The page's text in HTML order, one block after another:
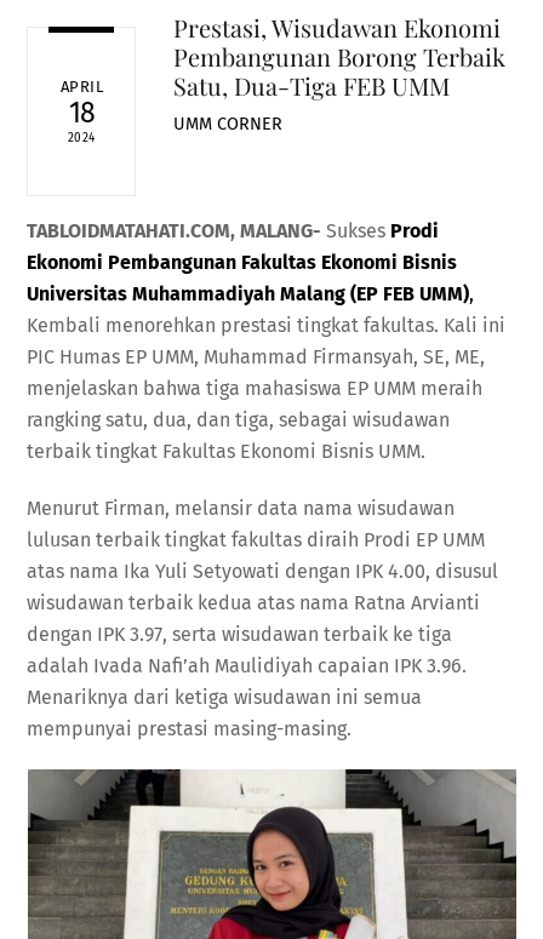
APRIL
18
2024
Prestasi, Wisudawan Ekonomi
Pembangunan Borong Terbaik
Satu, Dua-Tiga FEB UMM
UMM CORNER
TABLOIDMATAHATI.COM, MALANG- Sukses Prodi
Ekonomi Pembangunan Fakultas Ekonomi Bisnis
Universitas Muhammadiyah Malang (EP FEB UMM),
Kembali menorehkan prestasi tingkat fakultas. Kali ini
PIC Humas EP UMM, Muhammad Firmansyah, SE, ME,
menjelaskan bahwa tiga mahasiswa EP UMM meraih
rangking satu, dua, dan tiga, sebagai wisudawan
terbaik tingkat Fakultas Ekonomi Bisnis UMM.
Menurut Firman, melansir data nama wisudawan
lulusan terbaik tingkat fakultas diraih Prodi EP UMM
atas nama Ika Yuli Setyowati dengan IPK 4.00, disusul
wisudawan terbaik kedua atas nama Ratna Arvianti
dengan IPK 3.97, serta wisudawan terbaik ke tiga
adalah Ivada Nafi’ah Maulidiyah capaian IPK 3.96.
Menariknya dari ketiga wisudawan ini semua
mempunyai prestasi masing-masing.